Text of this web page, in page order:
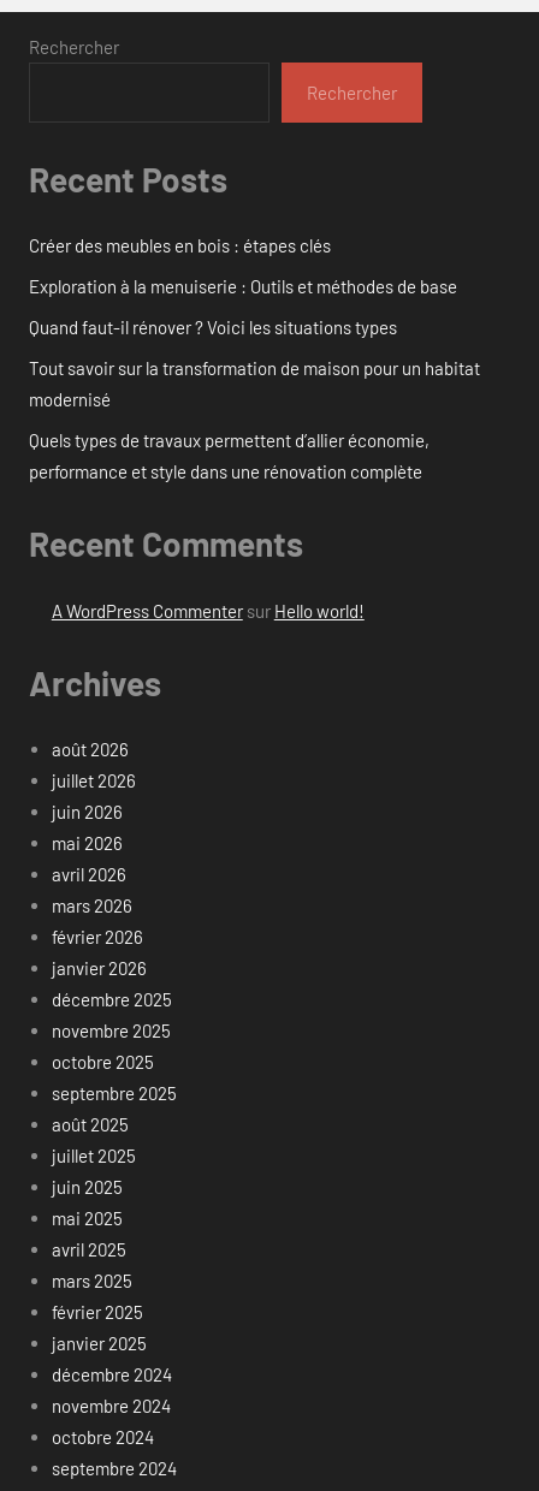
Rechercher
Rechercher
Recent Posts
Créer des meubles en bois : étapes clés
Exploration à la menuiserie : Outils et méthodes de base
Quand faut-il rénover ? Voici les situations types
Tout savoir sur la transformation de maison pour un habitat
modernisé
Quels types de travaux permettent d’allier économie,
performance et style dans une rénovation complète
Recent Comments
A WordPress Commentersur Hello world!
Archives
août 2026
juillet 2026
juin 2026
mai 2026
avril 2026
mars 2026
février 2026
janvier 2026
décembre 2025
novembre 2025
octobre 2025
septembre 2025
août 2025
juillet 2025
juin 2025
mai 2025
avril 2025
mars 2025
février 2025
janvier 2025
décembre 2024
novembre 2024
octobre 2024
septembre 2024